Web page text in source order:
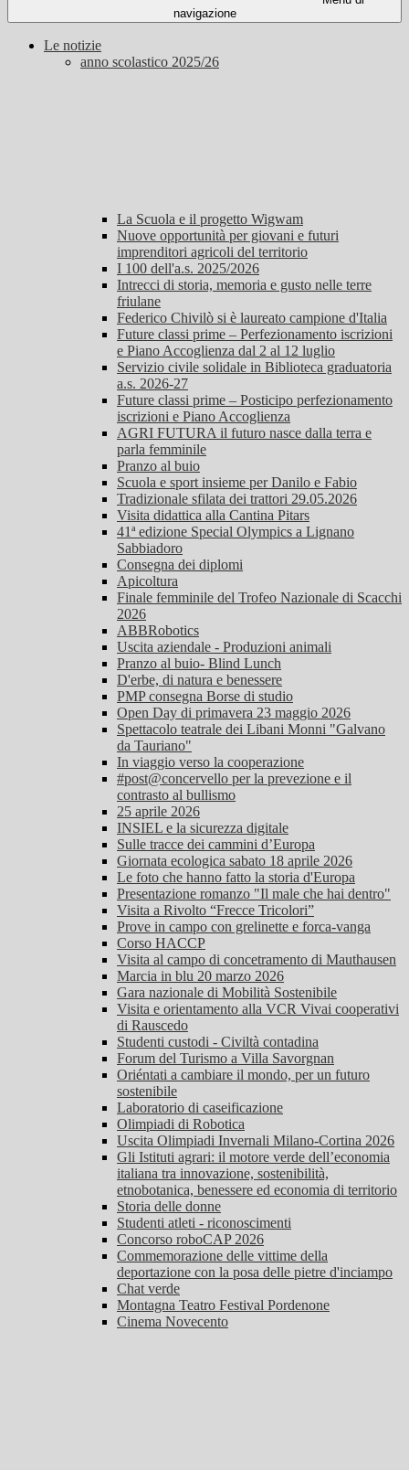
navigazione
Le notizie
anno scolastico 2025/26
La Scuola e il progetto Wigwam
Nuove opportunità per giovani e futuri
imprenditori agricoli del territorio
I 100 dell'a.s. 2025/2026
Intrecci di storia, memoria e gusto nelle terre
friulane
Federico Chivilò si è laureato campione d'Italia
Future classi prime – Perfezionamento iscrizioni
e Piano Accoglienza dal 2 al 12 luglio
Servizio civile solidale in Biblioteca graduatoria
a.s. 2026-27
Future classi prime – Posticipo perfezionamento
iscrizioni e Piano Accoglienza
AGRI FUTURA il futuro nasce dalla terra e
parla femminile
Pranzo al buio
Scuola e sport insieme per Danilo e Fabio
Tradizionale sfilata dei trattori 29.05.2026
Visita didattica alla Cantina Pitars
41ª edizione Special Olympics a Lignano
Sabbiadoro
Consegna dei diplomi
Apicoltura
Finale femminile del Trofeo Nazionale di Scacchi
2026
ABBRobotics
Uscita aziendale - Produzioni animali
Pranzo al buio- Blind Lunch
D'erbe, di natura e benessere
PMP consegna Borse di studio
Open Day di primavera 23 maggio 2026
Spettacolo teatrale dei Libani Monni "Galvano
da Tauriano"
In viaggio verso la cooperazione
#post@concervello per la prevezione e il
contrasto al bullismo
25 aprile 2026
INSIEL e la sicurezza digitale
Sulle tracce dei cammini d’Europa
Giornata ecologica sabato 18 aprile 2026
Le foto che hanno fatto la storia d'Europa
Presentazione romanzo "Il male che hai dentro"
Visita a Rivolto “Frecce Tricolori”
Prove in campo con grelinette e forca-vanga
Corso HACCP
Visita al campo di concetramento di Mauthausen
Marcia in blu 20 marzo 2026
Gara nazionale di Mobilità Sostenibile
Visita e orientamento alla VCR Vivai cooperativi
di Rauscedo
Studenti custodi - Civiltà contadina
Forum del Turismo a Villa Savorgnan
Oriéntati a cambiare il mondo, per un futuro
sostenibile
Laboratorio di caseificazione
Olimpiadi di Robotica
Uscita Olimpiadi Invernali Milano-Cortina 2026
Gli Istituti agrari: il motore verde dell’economia
italiana tra innovazione, sostenibilità,
etnobotanica, benessere ed economia di territorio
Storia delle donne
Studenti atleti - riconoscimenti
Concorso roboCAP 2026
Commemorazione delle vittime della
deportazione con la posa delle pietre d'inciampo
Chat verde
Montagna Teatro Festival Pordenone
Cinema Novecento